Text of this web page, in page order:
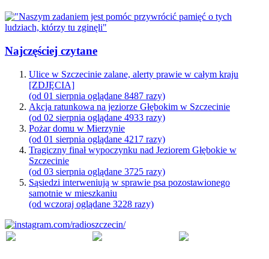
Najczęściej czytane
Ulice w Szczecinie zalane, alerty prawie w całym kraju
[ZDJĘCIA]
(od 01 sierpnia oglądane 8487 razy)
Akcja ratunkowa na jeziorze Głębokim w Szczecinie
(od 02 sierpnia oglądane 4933 razy)
Pożar domu w Mierzynie
(od 01 sierpnia oglądane 4217 razy)
Tragiczny finał wypoczynku nad Jeziorem Głębokie w
Szczecinie
(od 03 sierpnia oglądane 3725 razy)
Sąsiedzi interweniują w sprawie psa pozostawionego
samotnie w mieszkaniu
(od wczoraj oglądane 3228 razy)